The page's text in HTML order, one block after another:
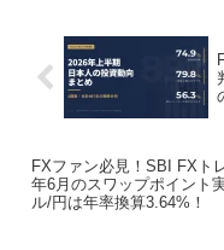
FXファン必見！SBI FXト
年6月のスワップポイント
ル/円は年率換算3.64%！